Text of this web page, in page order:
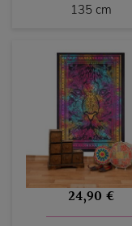
135 cm
24,90 €